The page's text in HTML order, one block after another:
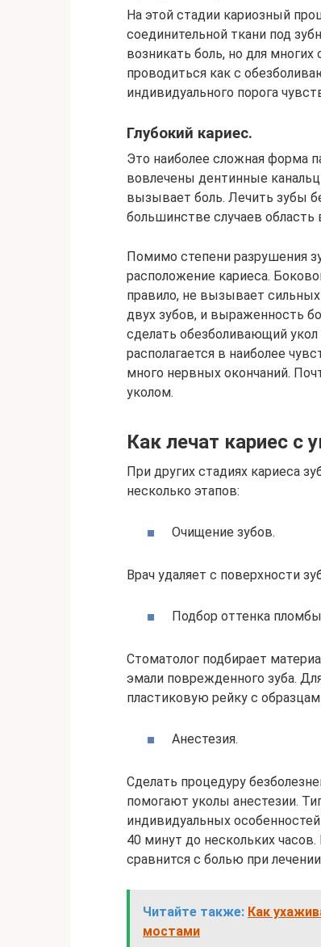
На этой стадии кариозный
соединительной ткани под
возникать боль, но для
проводиться как с
индивидуального порога
Глубокий кариес.
Это наиболее сложная форма
вовлечены дентинные
вызывает боль. Лечить зубы
большинстве случаев область
Помимо степени разрушения
расположение кариеса.
правило, не вызывает
двух зубов, и выраженность
сделать обезболивающий
располагается в наиболее
много нервных окончаний.
уколом.
Как лечат кариес с
При других стадиях кариеса
несколько этапов:
Очищение зубов.
Врач удаляет с поверхности
Подбор оттенка
Стоматолог подбирает
эмали поврежденного зуба.
пластиковую рейку с
Анестезия.
Сделать процедуру
помогают уколы анестезии.
индивидуальных
40 минут до нескольких
сравнится с болью при
Читайте также: Как
мостами